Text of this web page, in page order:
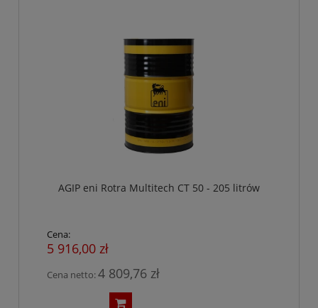
AGIP eni Rotra Multitech CT 50 - 205 litrów
Cena:
5 916,00 zł
Cena netto:4 809,76 zł